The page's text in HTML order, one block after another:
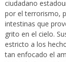
ciudadano
por el terrorismo,
intestinas que
grito en el cielo.
estricto a los
tan enfocado el